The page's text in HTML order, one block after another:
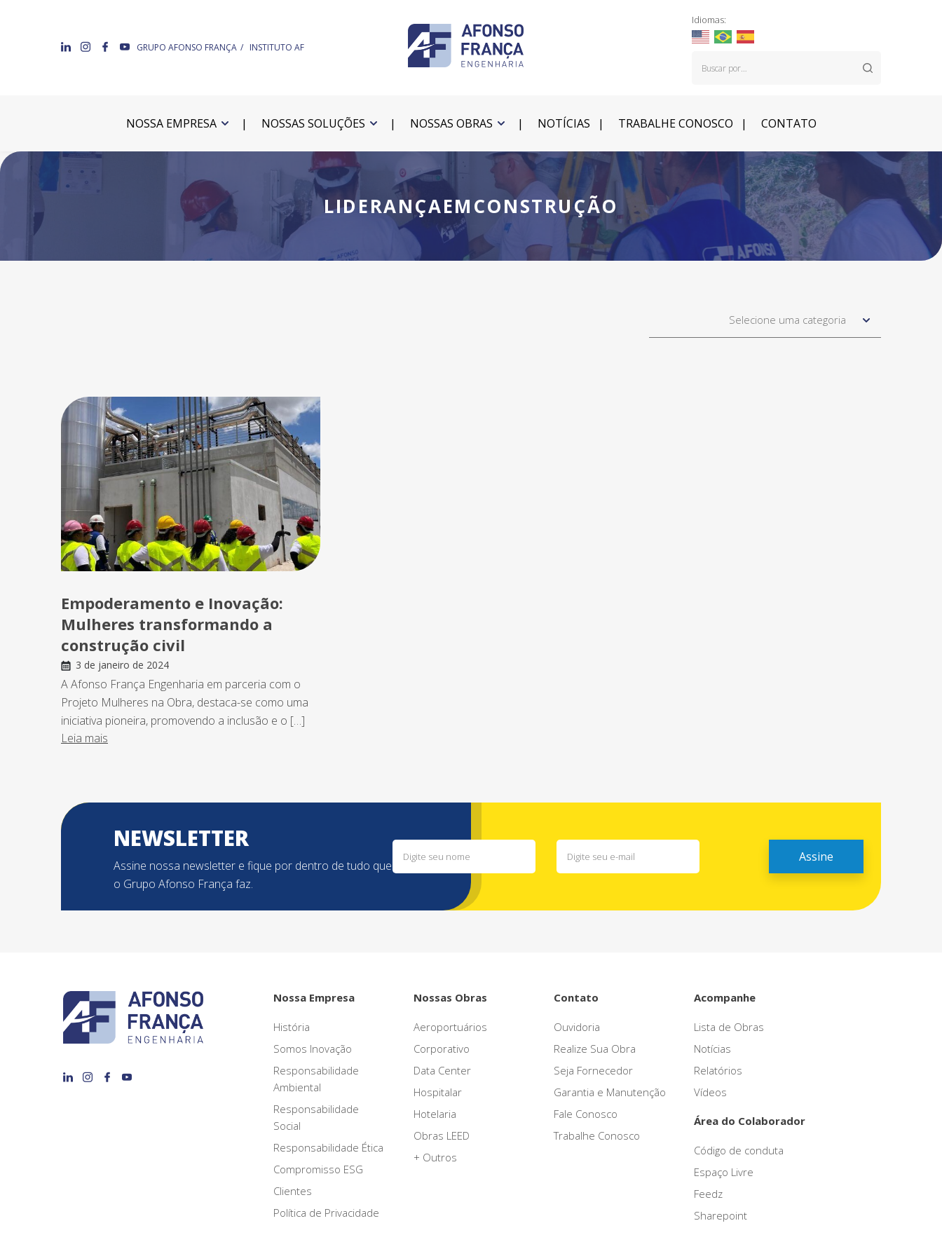
GRUPO AFONSO FRANÇA INSTITUTO AF
Idiomas:
NOSSA EMPRESA NOSSAS SOLUÇÕES NOSSAS OBRAS NOTÍCIAS TRABALHE CONOSCO CONTATO
LIDERANÇAEMCONSTRUÇÃO
Selecione uma categoria
Empoderamento e Inovação:
Mulheres transformando a
construção civil
3 de janeiro de 2024
A Afonso França Engenharia em parceria com o
Projeto Mulheres na Obra, destaca-se como uma
iniciativa pioneira, promovendo a inclusão e o […]
Leia mais
NEWSLETTER
Assine nossa newsletter e fique por dentro de tudo que
o Grupo Afonso França faz.
Nossa Empresa
História
Somos Inovação
Responsabilidade
Ambiental
Responsabilidade
Social
Responsabilidade Ética
Compromisso ESG
Clientes
Política de Privacidade
Nossas Obras
Aeroportuários
Corporativo
Data Center
Hospitalar
Hotelaria
Obras LEED
+ Outros
Contato
Ouvidoria
Realize Sua Obra
Seja Fornecedor
Garantia e Manutenção
Fale Conosco
Trabalhe Conosco
Acompanhe
Lista de Obras
Notícias
Relatórios
Vídeos
Área do Colaborador
Código de conduta
Espaço Livre
Feedz
Sharepoint